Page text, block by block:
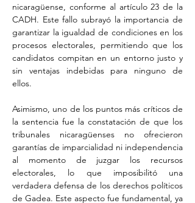
nicaragüense, conforme al artículo 23 de la
CADH. Este fallo subrayó la importancia de
garantizar la igualdad de condiciones en los
procesos electorales, permitiendo que los
candidatos compitan en un entorno justo y
sin ventajas indebidas para ninguno de
ellos.
Asimismo, uno de los puntos más críticos de
la sentencia fue la constatación de que los
tribunales nicaragüenses no ofrecieron
garantías de imparcialidad ni independencia
al momento de juzgar los recursos
electorales, lo que imposibilitó una
verdadera defensa de los derechos políticos
de Gadea. Este aspecto fue fundamental, ya